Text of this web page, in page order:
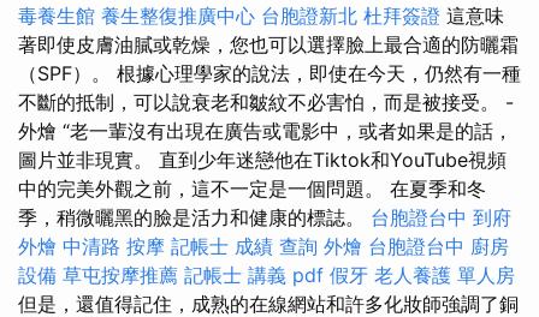
毒養生館 養生整復推廣中心 台胞證新北 杜拜簽證 這意味
著即使皮膚油膩或乾燥，您也可以選擇臉上最合適的防曬霜
（SPF）。 根據心理學家的說法，即使在今天，仍然有一種
不斷的抵制，可以說衰老和皺紋不必害怕，而是被接受。 -
外燴 “老一輩沒有出現在廣告或電影中，或者如果是的話，
圖片並非現實。 直到少年迷戀他在Tiktok和YouTube視頻
中的完美外觀之前，這不一定是一個問題。 在夏季和冬
季，稍微曬黑的臉是活力和健康的標誌。 台胞證台中 到府
外燴 中清路 按摩 記帳士 成績 查詢 外燴 台胞證台中 廚房
設備 草屯按摩推薦 記帳士 講義 pdf 假牙 老人養護 單人房
但是，還值得記住，成熟的在線網站和許多化妝師強調了銅